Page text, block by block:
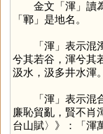
金文「渾」讀
「鄆」是地名。
「渾」表示混
兮其若谷，渾兮其
汲水，汲多井水渾
「渾」表示混
廉恥貿亂，賢不肖
台山賦〉》：「渾